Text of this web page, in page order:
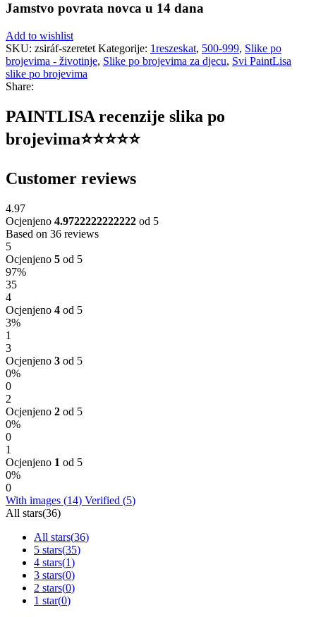
Jamstvo povrata novca u 14 dana
Add to wishlist
SKU: zsiráf-szeretet Kategorije: 1reszeskat, 500-999, Slike po
brojevima - životinje, Slike po brojevima za djecu, Svi PaintLisa
slike po brojevima
Share:
PAINTLISA recenzije slika po
brojevima⭐️⭐️⭐️⭐️⭐️
Customer reviews
4.97
Ocjenjeno 4.9722222222222 od 5
Based on 36 reviews
5
Ocjenjeno 5 od 5
97%
35
4
Ocjenjeno 4 od 5
3%
1
3
Ocjenjeno 3 od 5
0%
0
2
Ocjenjeno 2 od 5
0%
0
1
Ocjenjeno 1 od 5
0%
0
With images (14) Verified (5)
All stars(36)
All stars(36)
5 stars(35)
4 stars(1)
3 stars(0)
2 stars(0)
1 star(0)